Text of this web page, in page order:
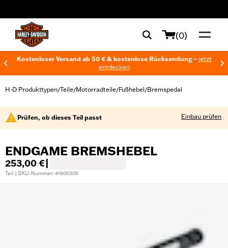
(0)
Kostenloser Versand ab 50 € & kostenlose Rücksendung – jetzt
entdecken
H-D Produkttypen/Teile/Motorradteile/Fußhebel/Bremspedal
Prüfen, ob dieses Teil passt Einbau prüfen
ENDGAME BREMSHEBEL
253,00 €
Teil | SKU-Nummer: 41600305